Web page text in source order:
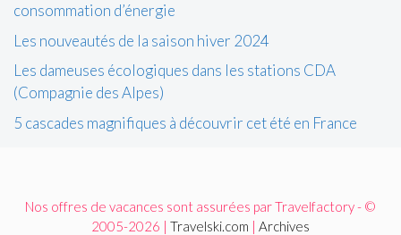
consommation d’énergie
Les nouveautés de la saison hiver 2024
Les dameuses écologiques dans les stations CDA
(Compagnie des Alpes)
5 cascades magnifiques à découvrir cet été en France
Nos offres de vacances sont assurées par Travelfactory - ©
2005-2026 | Travelski.com | Archives